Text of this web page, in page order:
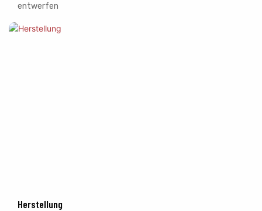
entwerfen
Herstellung